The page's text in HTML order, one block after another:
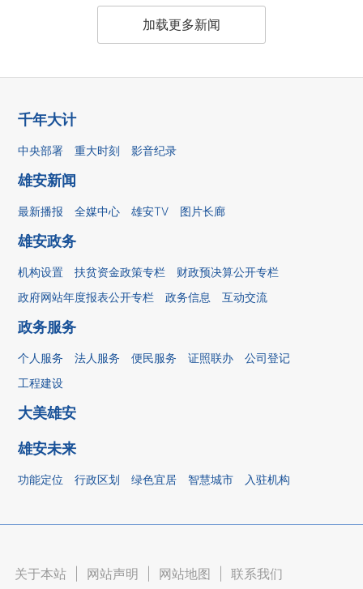
加载更多新闻
千年大计
中央部署 重大时刻 影音纪录
雄安新闻
最新播报 全媒中心 雄安TV 图片长廊
雄安政务
机构设置 扶贫资金政策专栏
财政预决算公开专栏
政府网站年度报表公开专栏
政务信息 互动交流
政务服务
个人服务 法人服务 便民服务 证照联办
公司登记
工程建设
大美雄安
雄安未来
功能定位 行政区划 绿色宜居 智慧城市 入驻机构
关于本站 网站声明 网站地图 联系我们